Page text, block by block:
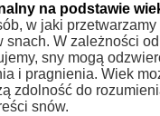
na podstawie
w jaki
snach. W zależności
sny mogą
i pragnienia. Wiek
zdolność do
snów.